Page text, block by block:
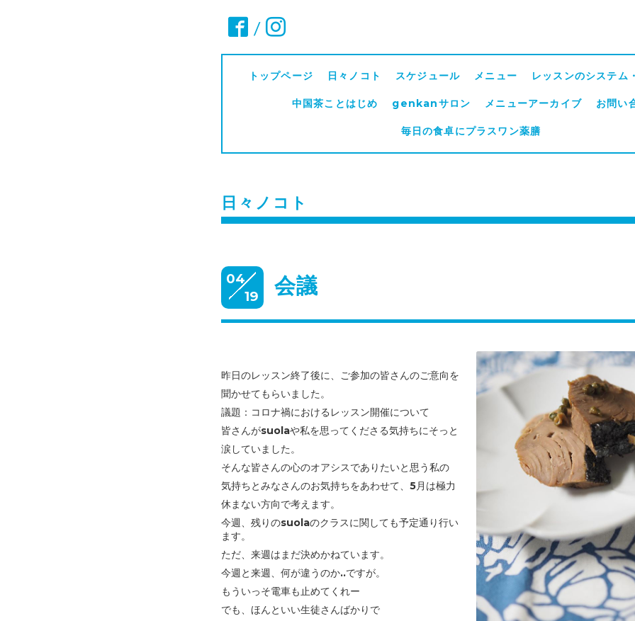
/
トップページ 日々ノコト スケジュール メニュー レッスンのシステム
中国茶ことはじめ genkanサロン メニューアーカイブ お問い
毎日の食卓にプラスワン薬膳
日々ノコト
04
19
会議
昨日のレッスン終了後に、ご参加の皆さんのご意向を
聞かせてもらいました。
議題：コロナ禍におけるレッスン開催について
皆さんがsuolaや私を思ってくださる気持ちにそっと
涙していました。
そんな皆さんの心のオアシスでありたいと思う私の
気持ちとみなさんのお気持ちをあわせて、5月は極力
休まない方向で考えます。
今週、残りのsuolaのクラスに関しても予定通り行い
ます。
ただ、来週はまだ決めかねています。
今週と来週、何が違うのか..ですが。
もういっそ電車も止めてくれー
でも、ほんといい生徒さんばかりで